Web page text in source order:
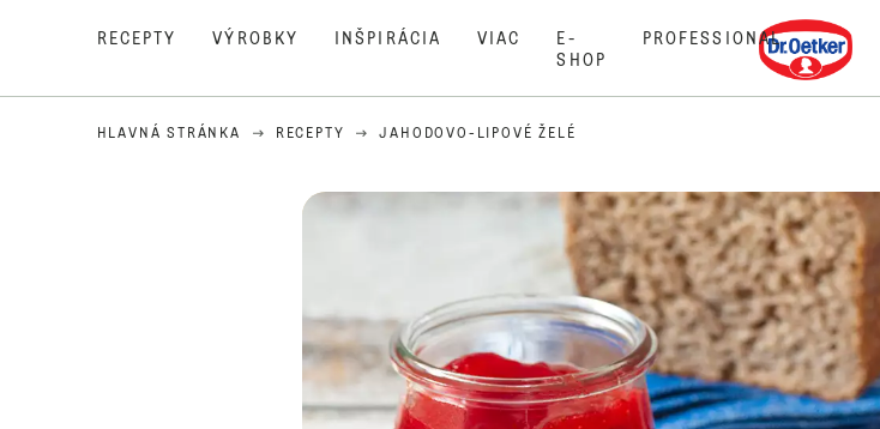
RECEPTY VÝROBKY INŠPIRÁCIA VIAC
E-
SHOP
PROFESSIONAL Dr. Oetker
HLAVNÁ STRÁNKA RECEPTY JAHODOVO-LIPOVÉ ŽELÉ